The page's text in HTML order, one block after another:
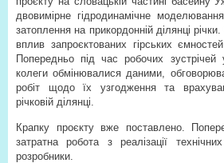
двовимірне гідродинамічне
затоплення на прикордонній ділянці
вплив запроєктованих гірських
Попередньо під час робочих зустрічей
колеги обмінювалися даними,
робіт щодо їх узгодження та
річковій ділянці.
Крапку проєкту вже поставлено.
затратна робота з реалізації
розробники.